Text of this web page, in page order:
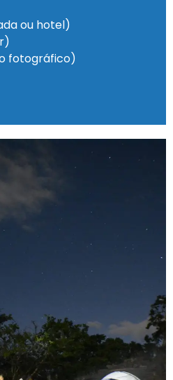
ou hotel)
fotográfico)